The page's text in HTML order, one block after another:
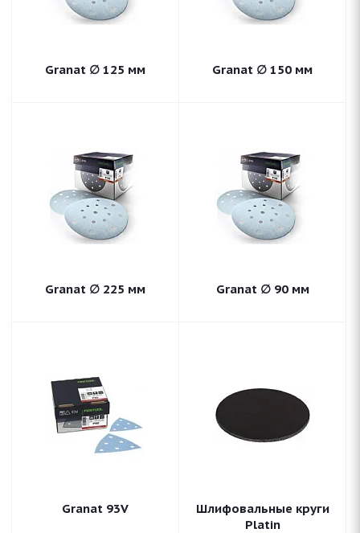
Granat ∅ 125 мм Granat ∅ 150 мм
Granat ∅ 225 мм Granat ∅ 90 мм
Granat 93V
Шлифовальные круги
Platin